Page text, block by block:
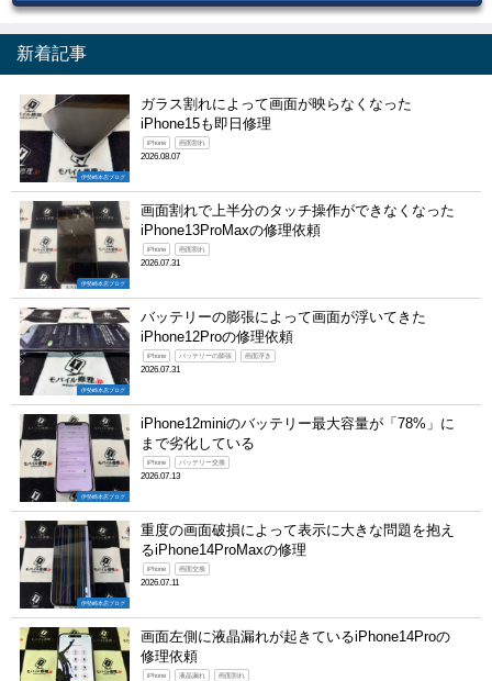
新着記事
伊勢崎本店ブログ
ガラス割れによって画面が映らなくなった
iPhone15も即日修理
iPhone 画面割れ
2026.08.07
伊勢崎本店ブログ
画面割れで上半分のタッチ操作ができなくなった
iPhone13ProMaxの修理依頼
iPhone 画面割れ
2026.07.31
伊勢崎本店ブログ
バッテリーの膨張によって画面が浮いてきた
iPhone12Proの修理依頼
iPhone バッテリーの膨張 画面浮き
2026.07.31
伊勢崎本店ブログ
iPhone12miniのバッテリー最大容量が「78%」に
まで劣化している
iPhone バッテリー交換
2026.07.13
伊勢崎本店ブログ
重度の画面破損によって表示に大きな問題を抱え
るiPhone14ProMaxの修理
iPhone 画面交換
2026.07.11
画面左側に液晶漏れが起きているiPhone14Proの
修理依頼
iPhone 液晶漏れ 画面割れ